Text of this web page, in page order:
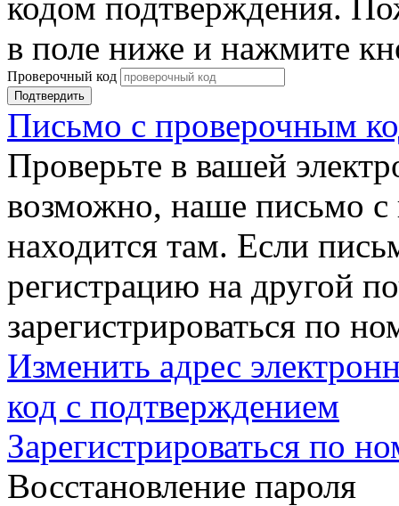
в поле ниже и нажмите
Проверочный код
Подтвердить
Письмо с проверочным
Проверьте в вашей
возможно, наше письмо с
находится там. Если
регистрацию на другой
зарегистрироваться по
Изменить адрес
код с подтверждением
Зарегистрироваться по
Восстановление пароля